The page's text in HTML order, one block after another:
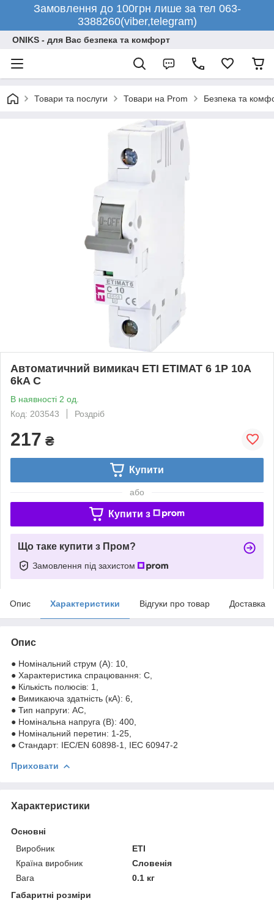
Замовлення до 100грн лише за тел 063-
3388260(viber,telegram)
ONIKS - для Вас безпека та комфорт
Товари та послуги Товари на Prom Безпека та
Автоматичний вимикач ЕТІ ETIMAT 6 1Р 10А
6kA C
В наявності 2 од.
Код: 203543
Роздріб
217 ₴
Купити
або
Купити з
Що таке купити з Пром?
Замовлення під захистом
Опис Характеристики Відгуки про товар Доставка
Опис
● Номінальний струм (A): 10,
● Характеристика спрацювання: C,
● Кількість полюсів: 1,
● Вимикаюча здатність (кА): 6,
● Тип напруги: AC,
● Номінальна напруга (В): 400,
● Номінальний перетин: 1-25,
● Стандарт: IEC/EN 60898-1, IEC 60947-2
Приховати
Характеристики
Основні
Виробник
ETI
Країна виробник
Словенія
Вага
0.1 кг
Габаритні розміри